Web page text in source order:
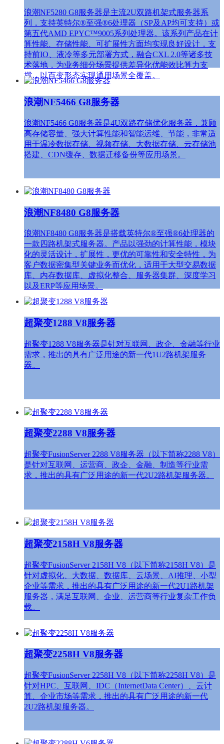
浪潮NF5280 G8服务器是主流2U双路机架式服务器系
列，支持英特尔®至强®6处理器（SP及AP均可支持）或
第五代AMD EPYC™9005系列处理器。该系列产品在计
算性能、存储性能、可扩展性方面均实现良好设计，支
持前IO、液冷等多元部署方式，融合CXL 2.0等诸多技
术落地，为业务细分场景提供差异化优能效比算力支
撑，以百变形态实现通用场景全覆盖。
浪潮NF5466 G8服务器
浪潮NF5466 G8服务器是4U双路存储优化服务器，兼顾
高存储容量、强大计算性能和智能运维、节能，非常适
用于温冷数据存储、视频存储、大数据存储、云存储池
搭建、CDN缓存、数据迁移备份等应用场景。
浪潮NF8480 G8服务器
浪潮NF8480 G8服务器是搭载英特尔®至强®6处理器的
一款四路机架式服务器。产品以强劲的计算性能，模块
化的灵活设计，扩展性，更优的可靠性和安全特性，为
客户数据密集型关键业务而优化，适用于大型交易数据
库、内存数据库、虚拟化整合、服务器集群、深度学习
以及ERP等应用场景。
超聚变1288 V8服务器
超聚变1288 V8服务器是针对互联网、政企、金融等行业
需求，推出的具有广泛用途的新一代1U2路机架服务
器。
超聚变2288 V8服务器
超聚变FusionServer 2288 V8服务器（以下简称2288 V8）
是针对互联网、运营商、政企、金融、制造等行业需
求，推出的具有广泛用途的新一代2U2路机架服务器。
超聚变2158H V8服务器
超聚变FusionServer 2158H V8（以下简称2158H V8）是
针对虚拟化、大数据、数据库、云场景、AI推理、小型
企业等需求，推出的具有广泛用途的新一代2U1路机架
服务器，满足互联网、企业、运营商等行业复杂工作负
载。
超聚变2258H V8服务器
超聚变FusionServer 2258H V8（以下简称2258H V8）是
针对HPC、互联网、IDC（InternetData Center）、云计
算、企业市场等需求，推出的具有广泛用途的新一代
2U2路机架服务器。